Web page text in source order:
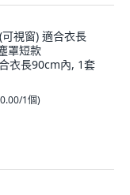
視窗) 適合衣長
罩短款
衣長90cm內, 1套
1個)